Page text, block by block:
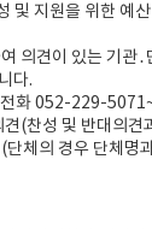
및 지원을 위한 예
의견이 있는 기관
다.
전화 052-229-
(찬성 및 반대의견
단체의 경우 단체명